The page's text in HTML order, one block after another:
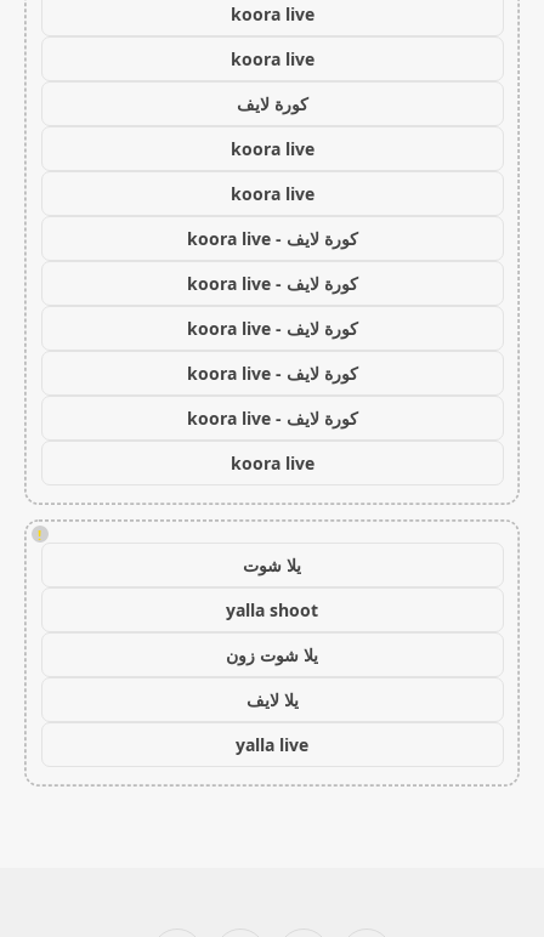
koora live
koora live
كورة لايف
koora live
koora live
كورة لايف - koora live
كورة لايف - koora live
كورة لايف - koora live
كورة لايف - koora live
كورة لايف - koora live
koora live
!
يلا شوت
yalla shoot
يلا شوت زون
يلا لايف
yalla live